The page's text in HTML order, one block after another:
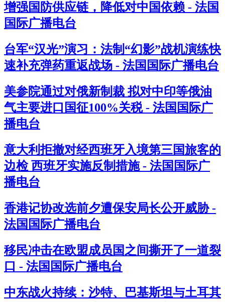
增强国防供应链，降低对中国依赖 - 法国
国际广播电台
台军“汉光”演习：法制“幻影”战机演练快
速补充弹药重返战场 - 法国国际广播电台
美参院通过对俄新制裁 拟对中印等俄油
气主要进口国征100%关税 - 法国国际广
播电台
意大利拒撤对经西班牙入境第三国旅客的
边检 西班牙实施反制措施 - 法国国际广
播电台
香港记协改选前夕遭保安局长公开威胁 -
法国国际广播电台
移民冲击在欧盟成员国之间撕开了一道裂
口 - 法国国际广播电台
中东战火持续：沙特、巴基斯坦与土耳其